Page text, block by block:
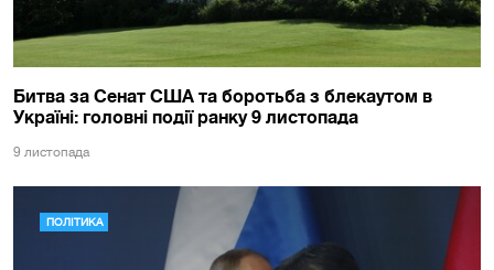
Битва за Сенат США та боротьба з блекаутом в
Україні: головні події ранку 9 листопада
9 листопада
ПОЛІТИКА